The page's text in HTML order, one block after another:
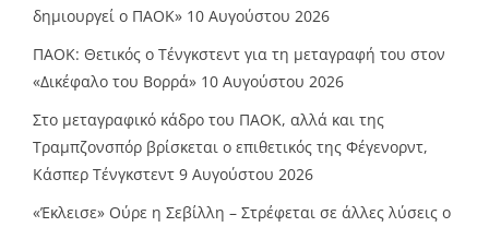
δημιουργεί ο ΠΑΟΚ» 10 Αυγούστου 2026
ΠΑΟΚ: Θετικός ο Τένγκστεντ για τη μεταγραφή του στον
«Δικέφαλο του Βορρά» 10 Αυγούστου 2026
Στο μεταγραφικό κάδρο του ΠΑΟΚ, αλλά και της
Τραμπζονσπόρ βρίσκεται ο επιθετικός της Φέγενορντ,
Κάσπερ Τένγκστεντ 9 Αυγούστου 2026
«Έκλεισε» Ούρε η Σεβίλλη – Στρέφεται σε άλλες λύσεις ο